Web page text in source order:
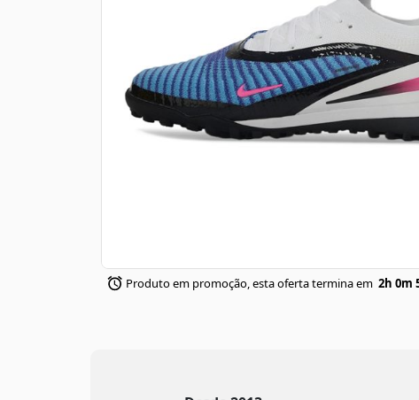
Produto em promoção, esta oferta termina em 2h 0m